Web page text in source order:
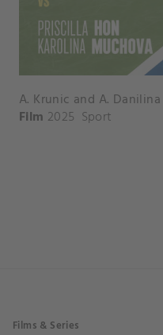
Film 2025 Sport
Films & Series